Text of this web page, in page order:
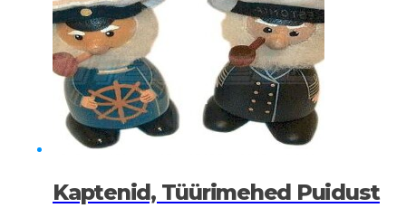
Kaptenid, Tüürimehed Puidust